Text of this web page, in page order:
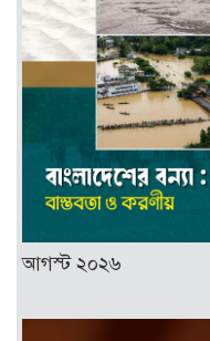
আগস্ট ২০২৬